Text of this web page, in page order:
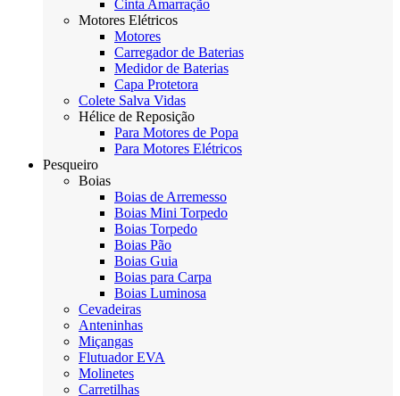
Cinta Amarração
Motores Elétricos
Motores
Carregador de Baterias
Medidor de Baterias
Capa Protetora
Colete Salva Vidas
Hélice de Reposição
Para Motores de Popa
Para Motores Elétricos
Pesqueiro
Boias
Boias de Arremesso
Boias Mini Torpedo
Boias Torpedo
Boias Pão
Boias Guia
Boias para Carpa
Boias Luminosa
Cevadeiras
Anteninhas
Miçangas
Flutuador EVA
Molinetes
Carretilhas